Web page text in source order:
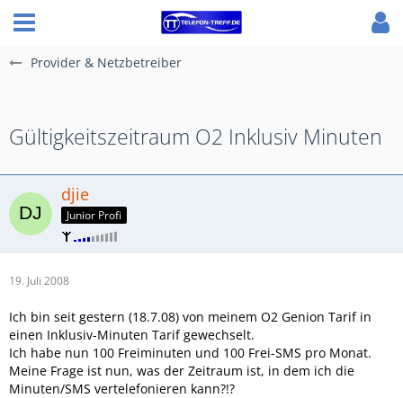
Provider & Netzbetreiber
Gültigkeitszeitraum O2 Inklusiv Minuten
djie
Junior Profi
19. Juli 2008
Ich bin seit gestern (18.7.08) von meinem O2 Genion Tarif in
einen Inklusiv-Minuten Tarif gewechselt.
Ich habe nun 100 Freiminuten und 100 Frei-SMS pro Monat.
Meine Frage ist nun, was der Zeitraum ist, in dem ich die
Minuten/SMS vertelefonieren kann?!?